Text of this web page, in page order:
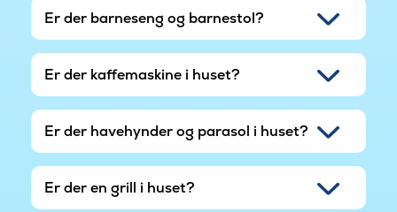
Er der barneseng og barnestol?
Er der kaffemaskine i huset?
Er der havehynder og parasol i huset?
Er der en grill i huset?